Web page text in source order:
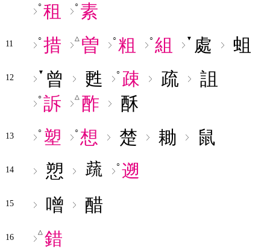
○ 租 ○ 素
11
○ 措 △ 曽 ○ 粗 ○ 組 ▼ 處 蛆
12
▼ 曾 甦 ○ 疎 疏 詛
○ 訴 △ 酢 酥
13
○ 塑 ○ 想 楚 耡 鼠
14 愬 ○ 遡
15 噌 醋
16
△ 錯